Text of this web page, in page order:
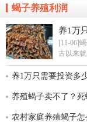
蝎子养殖利润
养1万
[11-06]
古以来就
养1万只需要投资多
养殖蝎子卖不了？
农村家庭养殖蝎子